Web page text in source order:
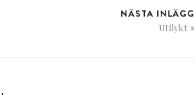
NÄSTA INLÄGG
Utflykt